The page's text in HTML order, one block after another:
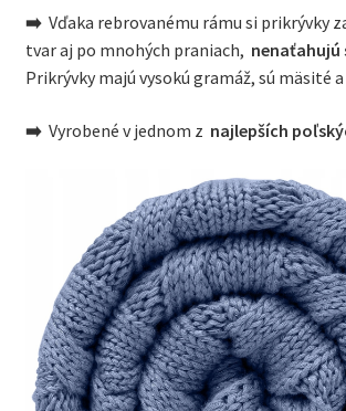
➡️ Vďaka rebrovanému rámu si prikrývky
tvar aj po mnohých praniach, nenaťahujú
Prikrývky majú vysokú gramáž, sú mäsité a
➡️ Vyrobené v jednom z najlepších